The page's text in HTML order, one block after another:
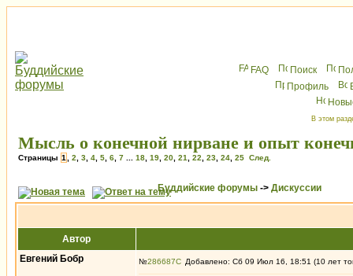
FAQ Поиск
Профиль
В этом
Мысль о конечной нирване и опыт
Страницы 1 2 3 4 5 6 7 18 19 20 21 22 23 24 25 След.
Буддийские форумы -> Дискуссии
Автор
Евгений Бобр
№286687 Добавлено: Сб 09 Июл 16, 18:51 (10 лет